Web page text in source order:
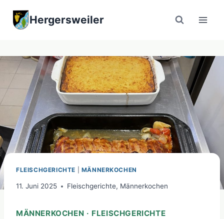
Inhalt
Hergersweiler
FLEISCHGERICHTE MÄNNERKOCHEN
11. Juni 2025 Fleischgerichte, Männerkochen
MÄNNERKOCHEN · FLEISCHGERICHTE